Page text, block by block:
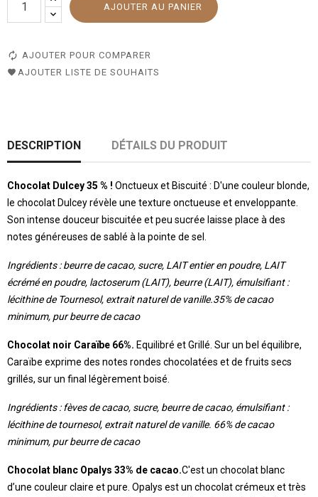
AJOUTER AU PANIER
AJOUTER POUR COMPARER
AJOUTER LISTE DE SOUHAITS
DESCRIPTION DÉTAILS DU PRODUIT
Chocolat Dulcey 35 % ! Onctueux et Biscuité : D'une couleur blonde,
le chocolat Dulcey révèle une texture onctueuse et enveloppante.
Son intense douceur biscuitée et peu sucrée laisse place à des
notes généreuses de sablé à la pointe de sel.
Ingrédients : beurre de cacao, sucre, LAIT entier en poudre, LAIT
écrémé en poudre, lactoserum (LAIT), beurre (LAIT), émulsifiant :
lécithine de Tournesol, extrait naturel de vanille.35% de cacao
minimum, pur beurre de cacao
Chocolat noir Caraïbe 66%. Equilibré et Grillé. Sur un bel équilibre,
Caraïbe exprime des notes rondes chocolatées et de fruits secs
grillés, sur un final légèrement boisé.
Ingrédients : fèves de cacao, sucre, beurre de cacao, émulsifiant :
lécithine de tournesol, extrait naturel de vanille. 66% de cacao
minimum, pur beurre de cacao
Chocolat blanc Opalys 33% de cacao.C'est un chocolat blanc
d’une couleur claire et pure. Opalys est un chocolat crémeux et très